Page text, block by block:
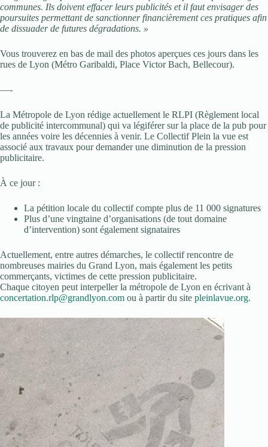
communes. Ils doivent effacer leurs publicités et il faut envisager des
poursuites permettant de sanctionner financièrement ces pratiques afin
de dissuader de futures dégradations. »
Vous trouverez en bas de mail des photos aperçues ces jours dans les
rues de Lyon (Métro Garibaldi, Place Victor Bach, Bellecour).
—-
La Métropole de Lyon rédige actuellement le RLPI (Règlement local
de publicité intercommunal) qui va légiférer sur la place de la pub pour
les années voire les décennies à venir. Le Collectif Plein la vue est
associé aux travaux pour demander une diminution de la pression
publicitaire.
À ce jour :
La pétition locale du collectif compte plus de 11 000 signatures
Plus d’une vingtaine d’organisations (de tout domaine
d’intervention) sont également signataires
Actuellement, entre autres démarches, le collectif rencontre de
nombreuses mairies du Grand Lyon, mais également les petits
commerçants, victimes de cette pression publicitaire.
Chaque citoyen peut interpeller la métropole de Lyon en écrivant à
concertation.rlp@grandlyon.com ou à partir du site pleinlavue.org.